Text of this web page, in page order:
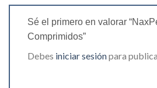
Sé el primero en valorar
Comprimidos”
Debes iniciar sesiónpara